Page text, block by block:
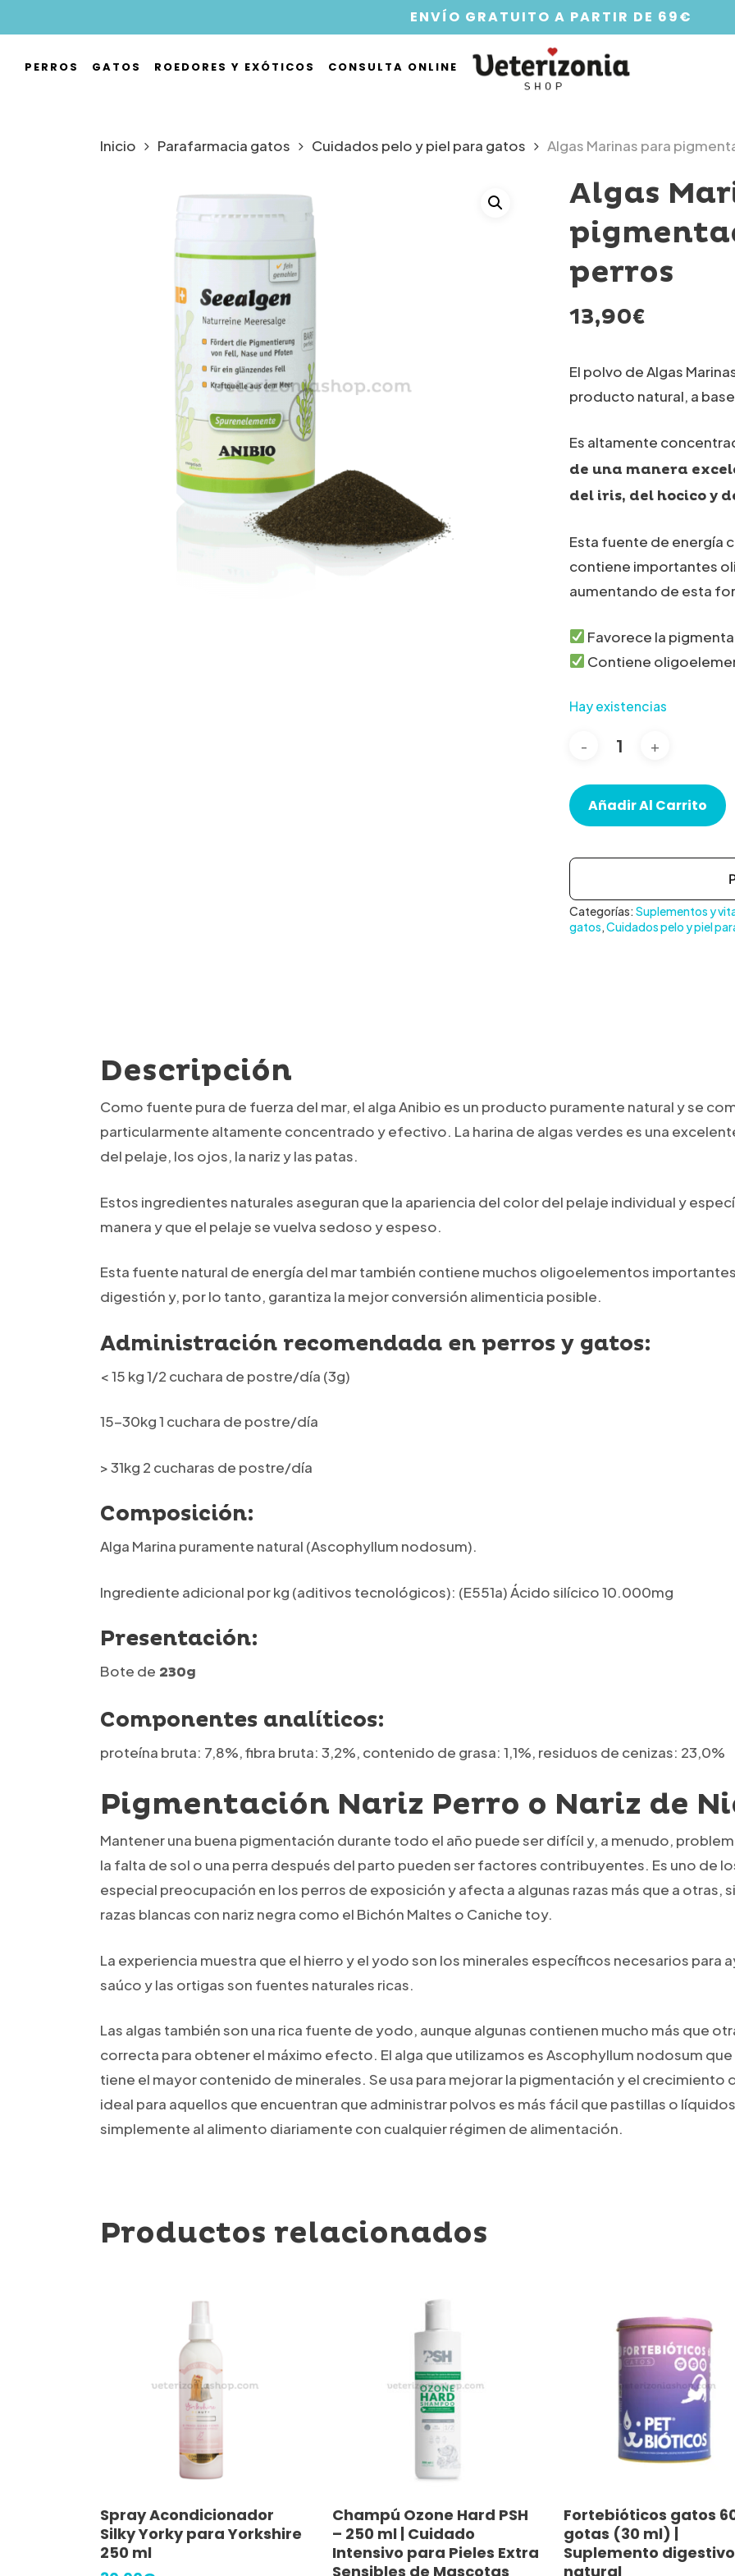
to
main
ENVÍO GRATUITO A PARTIR DE 69€
PERROS GATOS ROEDORES Y EXÓTICOS CONSULTA ONLINE
Inicio Parafarmacia gatos Cuidados pelo y piel para gatos Algas Marinas para
Algas
perros
13,90€
El polvo de Algas
producto natural, a
Es altamente
de una manera
del iris, del hocico y
Esta fuente de energía
contiene importantes
aumentando de esta
Favorece la
Contiene
Hay existencias
Añadir Al Carrito
Categorías: Suplementos y
gatos,Cuidados pelo y piel
Descripción
Como fuente pura de fuerza del mar, el alga Anibio es un producto puramente natural y se
particularmente altamente concentrado y efectivo. La harina de algas verdes es una
del pelaje, los ojos, la nariz y las patas.
Estos ingredientes naturales aseguran que la apariencia del color del pelaje individual y
manera y que el pelaje se vuelva sedoso y espeso.
Esta fuente natural de energía del mar también contiene muchos oligoelementos
digestión y, por lo tanto, garantiza la mejor conversión alimenticia posible.
Administración recomendada en perros y gatos:
< 15 kg 1/2 cuchara de postre/día (3g)
15-30kg 1 cuchara de postre/día
> 31kg 2 cucharas de postre/día
Composición:
Alga Marina puramente natural (Ascophyllum nodosum).
Ingrediente adicional por kg (aditivos tecnológicos): (E551a) Ácido silícico 10.000mg
Presentación:
Bote de 230g
Componentes analíticos:
proteína bruta: 7,8%, fibra bruta: 3,2%, contenido de grasa: 1,1%, residuos de cenizas: 23,0%
Pigmentación Nariz Perro o Nariz de
Mantener una buena pigmentación durante todo el año puede ser difícil y, a menudo,
la falta de sol o una perra después del parto pueden ser factores contribuyentes. Es uno de
especial preocupación en los perros de exposición y afecta a algunas razas más que a
razas blancas con nariz negra como el Bichón Maltes o Caniche toy.
La experiencia muestra que el hierro y el yodo son los minerales específicos necesarios para
saúco y las ortigas son fuentes naturales ricas.
Las algas también son una rica fuente de yodo, aunque algunas contienen mucho más que
correcta para obtener el máximo efecto. El alga que utilizamos es Ascophyllum nodosum
tiene el mayor contenido de minerales. Se usa para mejorar la pigmentación y el
ideal para aquellos que encuentran que administrar polvos es más fácil que pastillas o
simplemente al alimento diariamente con cualquier régimen de alimentación.
Productos relacionados
Añadir Al Carrito
Spray Acondicionador
Silky Yorky para Yorkshire
250 ml
Seleccionar Opciones
producto
tiene
Champú Ozone Hard PSH
– 250 ml | Cuidado
Intensivo para Pieles Extra
Sensibles de Mascotas
Añadir Al Carrito
Fortebióticos gatos
gotas (30 ml) |
Suplemento digestivo
natural